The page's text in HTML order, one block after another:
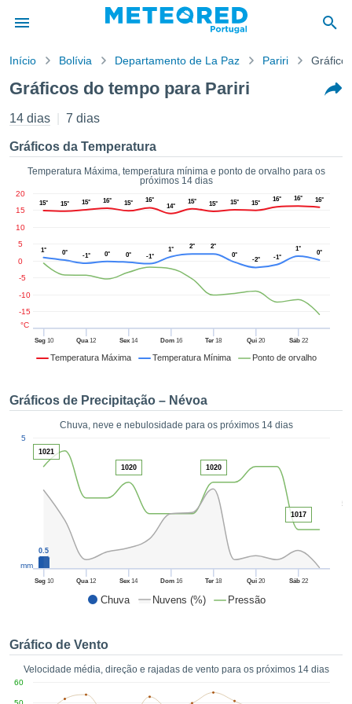
da
foi
por
para
que as
a este
das
opções:
e
forma
digital
fornecer-
a
o
no
como
ACEITAR
CONFIGURAÇÕES
Início Bolívia Departamento de La Paz Pariri
Gráficos do tempo para Pariri
14 dias 7 dias
Gráficos da Temperatura
Temperatura Máxima, temperatura mínima e ponto de orvalho para os
próximos 14 dias
Temperatura Máxima Temperatura Mínima Ponto de orvalho
Seg10 Qua12 Sex 14 Dom16 Ter 18 Qui 20 Sáb22
-15
-10
-5
0
5
10
15
20
°C
15° 15° 15° 16° 15°
16°
14°
15° 15° 15° 15°
16° 16° 16°
1° 0° -1° 0° 0° -1°
1° 2°
2°
0°
-2° -1°
1°
0°
Gráficos de Precipitação – Névoa
Chuva, neve e nebulosidade para os próximos 14 dias
Chuva Nuvens (%) Pressão
50
Seg10 Qua12 Sex 14 Dom16 Ter 18 Qui 20 Sáb22
5
mm
0.5
1021
1020
1020
1017
Gráfico de Vento
Velocidade média, direção e rajadas de vento para os próximos 14 dias
60